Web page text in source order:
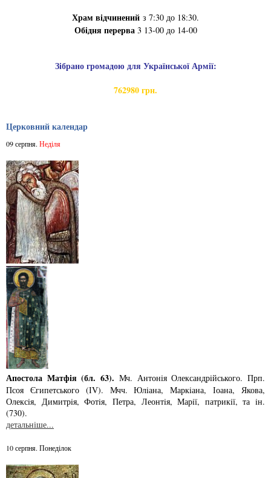
Храм відчинений з 7:30 до 18:30.
Обідня перерва3 13-00 до 14-00
Зібрано громадою для Української Армії:
762980 грн.
Церковний календар
09 серпня. Неділя
Апостола Матфія (бл. 63). Мч. Антонiя Олександрiйського. Прп.
Псоя Єгипетського (ІV). Мчч. Юлiана, Маркiана, Іоана, Якова,
Олексiя, Димитрiя, Фотiя, Петра, Леонтiя, Марiї, патрикiї, та iн.
(730).
детальніше...
10 серпня. Понеділок